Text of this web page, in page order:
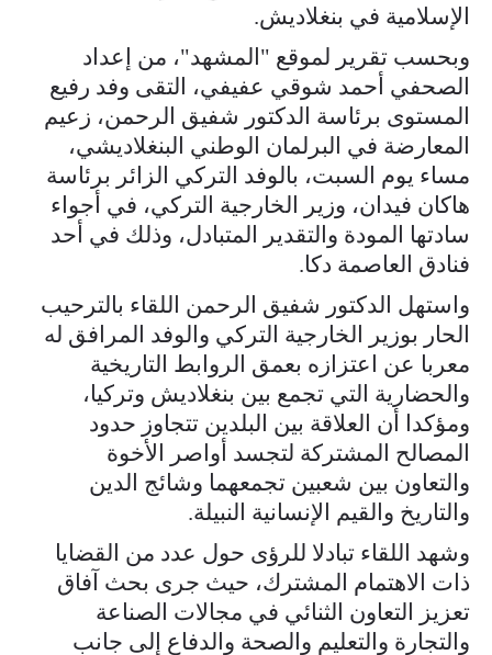
الإسلامية في بنغلاديش.
وبحسب تقرير لموقع "المشهد"، من إعداد
الصحفي أحمد شوقي عفيفي، التقى وفد رفيع
المستوى برئاسة الدكتور شفيق الرحمن، زعيم
المعارضة في البرلمان الوطني البنغلاديشي،
مساء يوم السبت، بالوفد التركي الزائر برئاسة
هاكان فيدان، وزير الخارجية التركي، في أجواء
سادتها المودة والتقدير المتبادل، وذلك في أحد
فنادق العاصمة دكا.
واستهل الدكتور شفيق الرحمن اللقاء بالترحيب
الحار بوزير الخارجية التركي والوفد المرافق له
معربا عن اعتزازه بعمق الروابط التاريخية
والحضارية التي تجمع بين بنغلاديش وتركيا،
ومؤكدا أن العلاقة بين البلدين تتجاوز حدود
المصالح المشتركة لتجسد أواصر الأخوة
والتعاون بين شعبين تجمعهما وشائج الدين
والتاريخ والقيم الإنسانية النبيلة.
وشهد اللقاء تبادلا للرؤى حول عدد من القضايا
ذات الاهتمام المشترك، حيث جرى بحث آفاق
تعزيز التعاون الثنائي في مجالات الصناعة
والتجارة والتعليم والصحة والدفاع إلى جانب